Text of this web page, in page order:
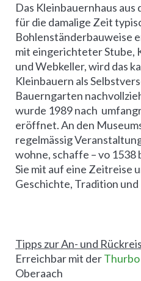
Das Kleinbauernhaus aus
für die damalige Zeit
Bohlenständerbauweise
mit eingerichteter Stube,
und Webkeller, wird das
Kleinbauern als
Bauerngarten
wurde 1989 nach
eröffnet. An den
regelmässig
wohne, schaffe – vo 1538
Sie mit auf eine Zeitreise
Geschichte, Tradition
Tipps zur An- und
Erreichbar mit derThurbo
Oberaach